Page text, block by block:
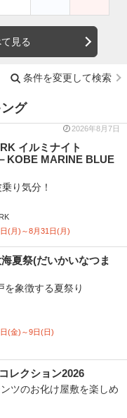
見る
条件を変更して検索
グ
2026年8月7日
イルミナイト
KOBE MARINE BLUE
り気分！
(月)～8月31日(月)
夏祭(だいかいなつま
を象徴する夏祭り
(金)～9日(日)
レクション2026
ツのお化け屋敷を楽しめ